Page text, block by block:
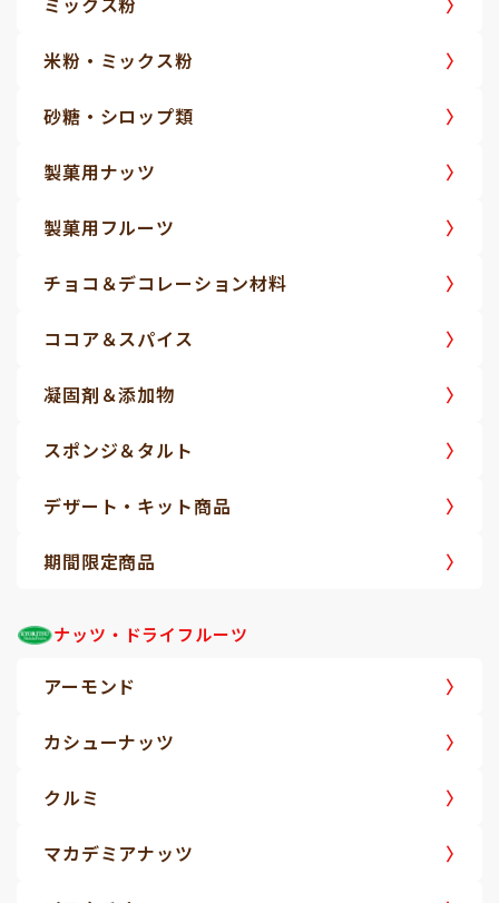
米粉・ミックス粉
砂糖・シロップ類
製菓用ナッツ
製菓用フルーツ
チョコ＆デコレーション材料
ココア＆スパイス
凝固剤＆添加物
スポンジ＆タルト
デザート・キット商品
期間限定商品
ナッツ・ドライフルーツ
アーモンド
カシューナッツ
クルミ
マカデミアナッツ